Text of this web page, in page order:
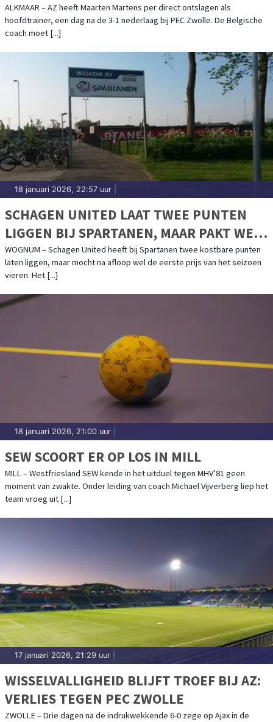
ALKMAAR – AZ heeft Maarten Martens per direct ontslagen als
hoofdtrainer, een dag na de 3-1 nederlaag bij PEC Zwolle. De Belgische
coach moet [...]
18 januari 2026, 22:57 uur
SCHAGEN UNITED LAAT TWEE PUNTEN
LIGGEN BIJ SPARTANEN, MAAR PAKT WEL
PERIODETITEL
WOGNUM – Schagen United heeft bij Spartanen twee kostbare punten
laten liggen, maar mocht na afloop wel de eerste prijs van het seizoen
vieren. Het [...]
18 januari 2026, 21:00 uur
SEW SCOORT ER OP LOS IN MILL
MILL – Westfriesland SEW kende in het uitduel tegen MHV’81 geen
moment van zwakte. Onder leiding van coach Michael Vijverberg liep het
team vroeg uit [...]
17 januari 2026, 21:29 uur
WISSELVALLIGHEID BLIJFT TROEF BIJ AZ:
VERLIES TEGEN PEC ZWOLLE
ZWOLLE – Drie dagen na de indrukwekkende 6-0 zege op Ajax in de